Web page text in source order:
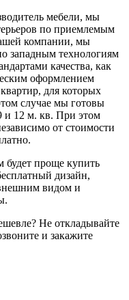
мебели, мы
по приемлемым
компании, мы
западным технологиям
качества, как
оформлением
для которых
случае мы готовы
и 12 м. кв. При этом
от стоимости
проще купить
дизайн,
видом и
Не откладывайте
и закажите